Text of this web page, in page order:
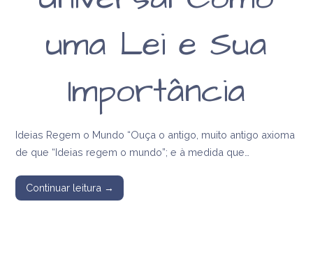
uma Lei e Sua
Importância
Ideias Regem o Mundo “Ouça o antigo, muito antigo axioma
de que “Ideias regem o mundo”; e à medida que…
Continuar leitura →